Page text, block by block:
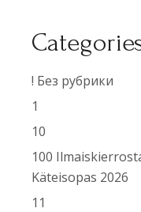
! Без рубрики
1
10
100
Käteisopas 2026
11